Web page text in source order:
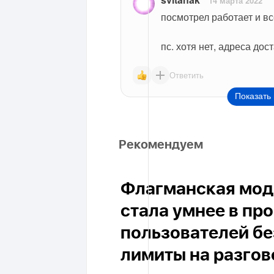
посмотрел работает и
пс. хотя нет, адреса
Ответить
Рекомендуем
Флагманская
стала умнее в
пользователей
лимиты на